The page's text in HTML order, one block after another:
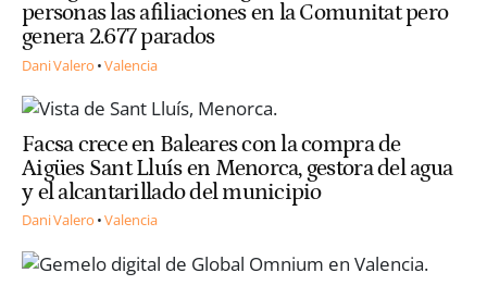
personas las afiliaciones en la Comunitat pero
genera 2.677 parados
Dani Valero Valencia
Facsa crece en Baleares con la compra de
Aigües Sant Lluís en Menorca, gestora del agua
y el alcantarillado del municipio
Dani Valero Valencia